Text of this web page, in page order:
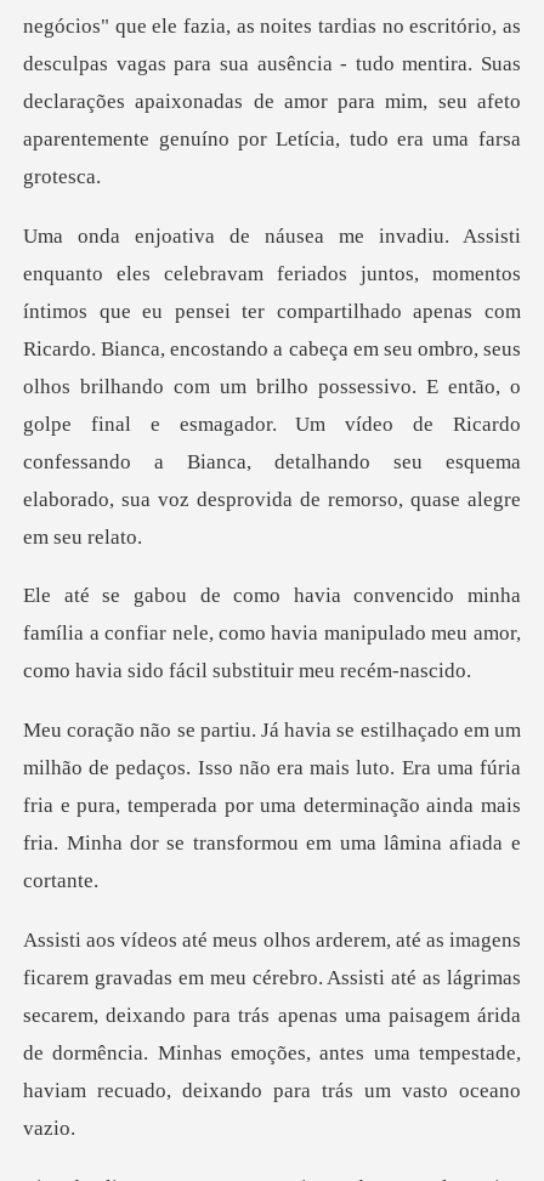
os" que ele fazia, as noites tardias no escritório, as
desculpas vagas para sua ausência - tudo mentira. Suas
de
apenas com
Ricardo. Bianca, encostando a cabeça em seu ombro, seus
olhos brilhando com um brilho possessivo. E então, o
golpe final e esma
ília a confiar nele, como havia manipulado meu amor
sso não era mais luto. Era uma fúria
fria e pura, temperada por uma determina
ssisti até as lágrimas
secarem, deixando para trás apenas uma paisagem árida
de dormência. M